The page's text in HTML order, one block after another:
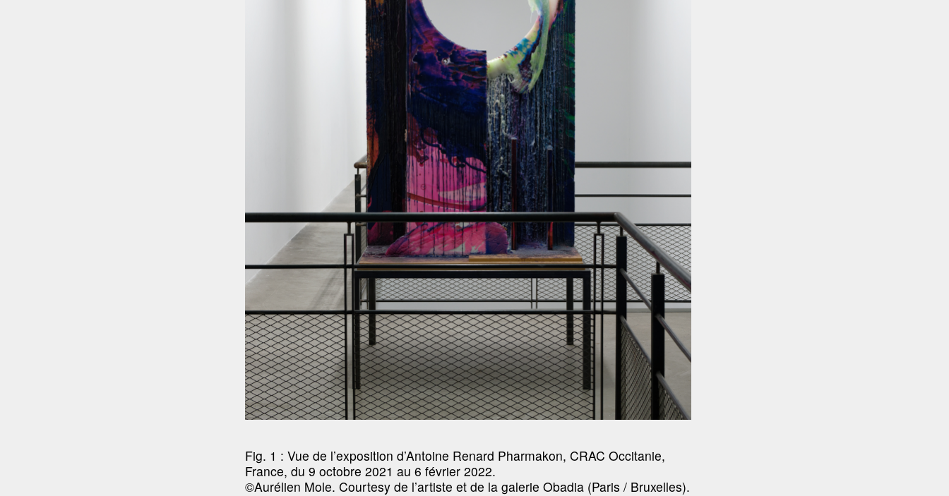
Fig. 1 : Vue de l’exposition d’Antoine Renard Pharmakon, CRAC Occitanie,
France, du 9 octobre 2021 au 6 février 2022.
©Aurélien Mole. Courtesy de l’artiste et de la galerie Obadia (Paris / Bruxelles).